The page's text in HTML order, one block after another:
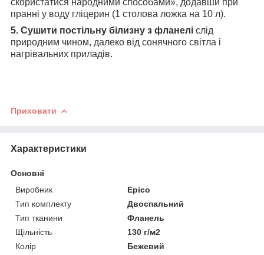
скористатися народними способами», додавши при
пранні у воду гліцерин (1 столова ложка на 10 л).
5. Сушити постільну білизну з фланелі слід
природним чином, далеко від сонячного світла і
нагрівальних приладів.
Приховати
Характеристики
Основні
Виробник
Epico
Тип комплекту
Двоспальний
Тип тканини
Фланель
Щільність
130 г/м2
Колір
Бежевий